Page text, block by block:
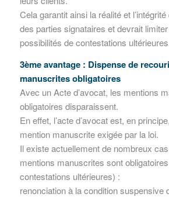
Cela garantit ainsi la réalité et
des parties signataires et devrait
possibilités de contestations
3ème avantage : Dispense de
manuscrites obligatoires
Avec un Acte d’avocat, les mentions
obligatoires disparaissent.
En effet, l’acte d’avocat est, en
mention manuscrite exigée par la loi.
Il existe actuellement de nombreux
mentions manuscrites sont
contestations ultérieures) :
renonciation à la condition suspensive